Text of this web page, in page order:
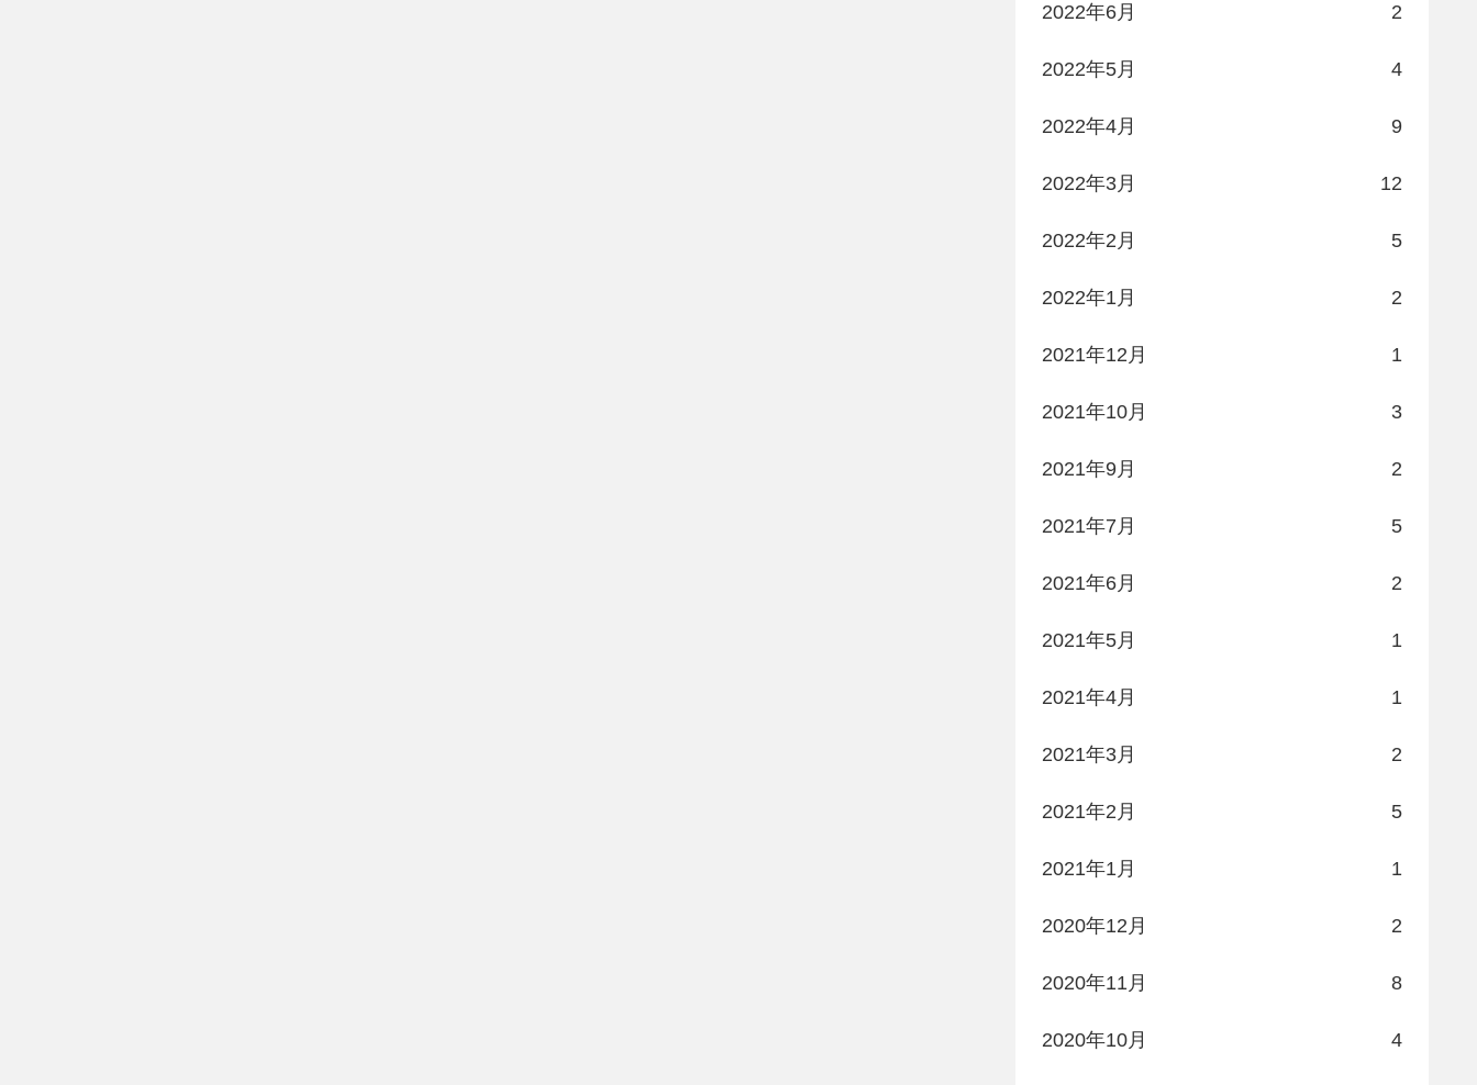
2022年6月 2
2022年5月 4
2022年4月 9
2022年3月 12
2022年2月 5
2022年1月 2
2021年12月 1
2021年10月 3
2021年9月 2
2021年7月 5
2021年6月 2
2021年5月 1
2021年4月 1
2021年3月 2
2021年2月 5
2021年1月 1
2020年12月 2
2020年11月 8
2020年10月 4